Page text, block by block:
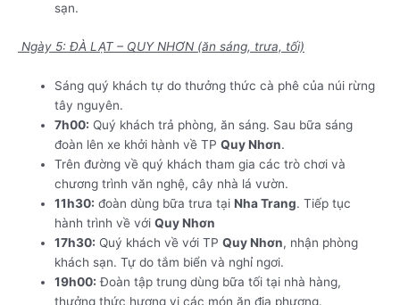
sạn.
Ngày 5: ĐÀ LẠT – QUY NHƠN (ăn sáng, trưa, tối)
Sáng quý khách tự do thưởng thức cà phê của núi rừng
tây nguyên.
7h00: Quý khách trả phòng, ăn sáng. Sau bữa sáng
đoàn lên xe khởi hành về TPQuy Nhơn.
Trên đường về quý khách tham gia các trò chơi và
chương trình văn nghệ, cây nhà lá vườn.
11h30: đoàn dùng bữa trưa tạiNha Trang. Tiếp tục
hành trình về vớiQuy Nhơn
17h30: Quý khách về với TPQuy Nhơn, nhận phòng
khách sạn. Tự do tắm biển và nghỉ ngơi.
19h00: Đoàn tập trung dùng bữa tối tại nhà hàng,
thưởng thức hương vị các món ăn địa phương.